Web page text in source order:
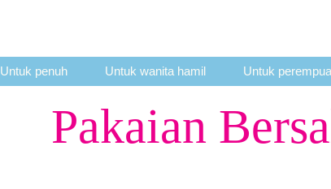
HUBUNGAN PERKAHWINAN KEHIDUPAN
Untuk penuh Untuk wanita hamil Untuk
Pakaian